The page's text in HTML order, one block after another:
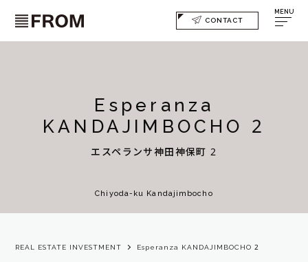
CONTACT
MENU
Esperanza
KANDAJIMBOCHO 2
エスペランサ神田神保町 2
Chiyoda-ku Kandajimbocho
REAL ESTATE INVESTMENT Esperanza KANDAJIMBOCHO 2